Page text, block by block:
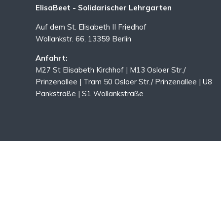
ElisaBeet - Solidarischer Lehrgarten
Auf dem St. Elisabeth II Friedhof
Wollankstr. 66, 13359 Berlin
Anfahrt:
M27 St Elisabeth Kirchhof | M13 Osloer Str./
Prinzenallee | Tram 50 Osloer Str./ Prinzenallee | U8
Pankstraße | S1 Wollankstraße